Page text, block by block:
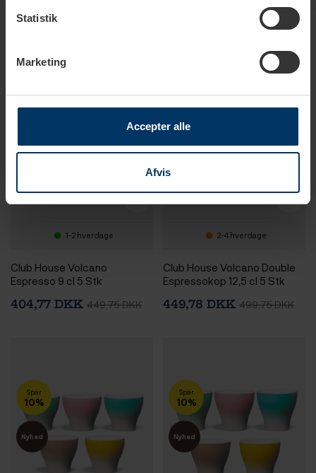
Statistik
Marketing
Accepter alle
Afvis
Produkter i samme kategori
1-2 hverdage
Club House Volcano
Espresso 9 cl 5 Stk
404,77 DKK 449,75 DKK
2-4 hverdage
Club House Volcano Double
Espressokop 12,5 cl 5 Stk
449,78 DKK 499,75 DKK
Spar
10%
Nyhed
Spar
10%
Nyhed